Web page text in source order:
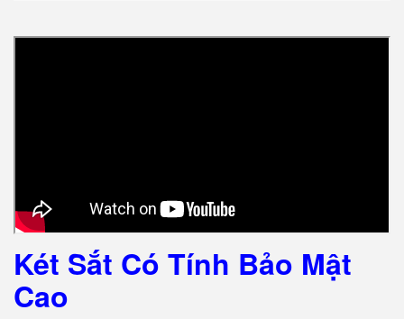
Két Sắt Có Tính Bảo Mật
Cao